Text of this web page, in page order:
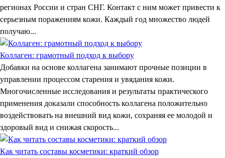
регионах России и стран СНГ. Контакт с ним может привести к
серьезным поражениям кожи. Каждый год множество людей
получаю...
Коллаген: грамотный подход к выбору
Добавки на основе коллагена занимают прочные позиции в
управлении процессом старения и увядания кожи.
Многочисленные исследования и результаты практического
применения доказали способность коллагена положительно
воздействовать на внешний вид кожи, сохраняя ее молодой и
здоровый вид и снижая скорость...
Как читать составы косметики: краткий обзор